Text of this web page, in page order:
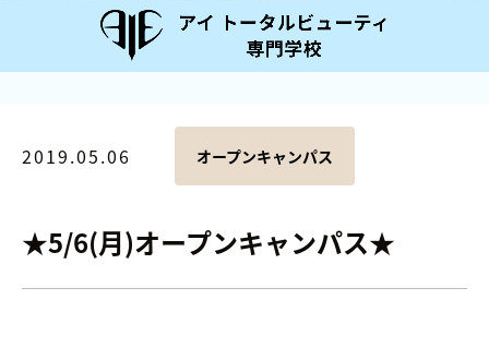
2019.05.06 オープンキャンパス
★5/6(月)オープンキャンパス★